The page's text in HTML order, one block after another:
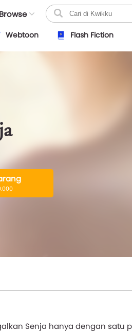
Browse
Webtoon Flash Fiction
Senja hanya dengan satu